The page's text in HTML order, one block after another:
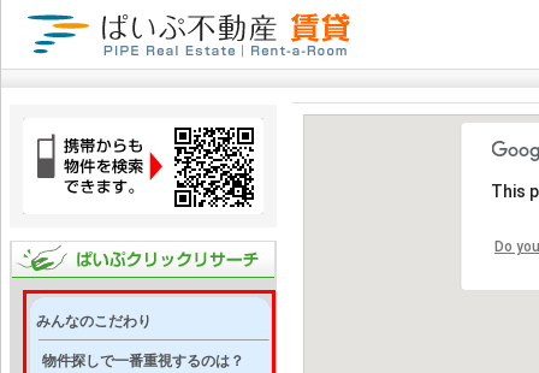
みんなのこだわり
物件探しで一番重視するのは？
This
Do